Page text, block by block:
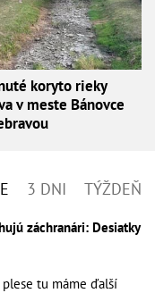
koryto rieky
v meste Bánovce
3 DNI TÝŽDEŇ
záchranári: Desiatky
tu máme ďalší